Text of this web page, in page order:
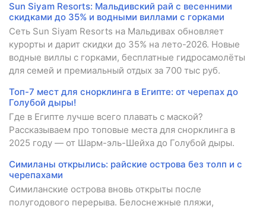
Sun Siyam Resorts: Мальдивский рай с весенними
скидками до 35% и водными виллами с горками
Сеть Sun Siyam Resorts на Мальдивах обновляет
курорты и дарит скидки до 35% на лето-2026. Новые
водные виллы с горками, бесплатные гидросамолёты
для семей и премиальный отдых за 700 тыс руб.
Топ-7 мест для снорклинга в Египте: от черепах до
Голубой дыры!
Где в Египте лучше всего плавать с маской?
Рассказываем про топовые места для снорклинга в
2025 году — от Шарм-эль-Шейха до Голубой дыры.
Симиланы открылись: райские острова без толп и с
черепахами
Симиланские острова вновь открыты после
полугодового перерыва. Белоснежные пляжи,